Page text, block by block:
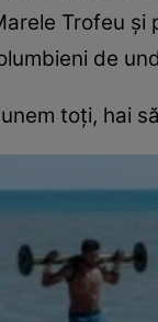
Trofeu
de
toți, hai